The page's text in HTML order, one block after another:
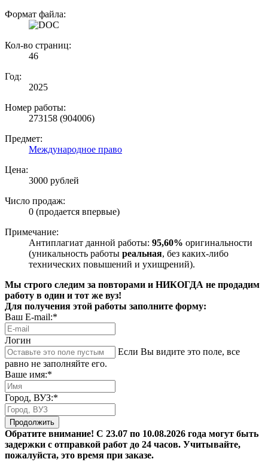
Формат файла:
Кол-во страниц:
46
Год:
2025
Номер работы:
273158 (904006)
Предмет:
Международное право
Цена:
3000 рублей
Число продаж:
0 (продается впервые)
Примечание:
Антиплагиат данной работы: 95,60% оригинальности
(уникальность работы реальная, без каких-либо
технических повышений и ухищрений).
Мы строго следим за повторами и НИКОГДА не продадим
работу в один и тот же вуз!
Для получения этой работы заполните форму:
Ваш E-mail:*
Логин
Если Вы видите это поле, все
равно не заполняйте его.
Ваше имя:*
Город, ВУЗ:*
Продолжить
Обратите внимание! С 23.07 по 10.08.2026 года могут быть
задержки с отправкой работ до 24 часов. Учитывайте,
пожалуйста, это время при заказе.